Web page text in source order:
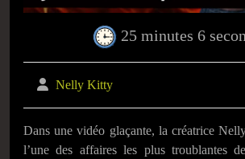
25 minutes 6
Nelly Kitty
Dans une vidéo glaçante, la créatrice
l’une des affaires les plus troublantes